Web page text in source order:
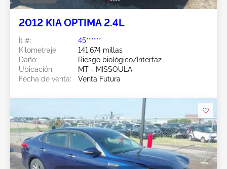
2012 KIA OPTIMA 2.4L
Ít #:
45******
Kilometraje:
141,674 millas
Daño:
Riesgo biológico/Interfaz
Ubicación:
MT - MISSOULA
Fecha de venta:
Venta Futura